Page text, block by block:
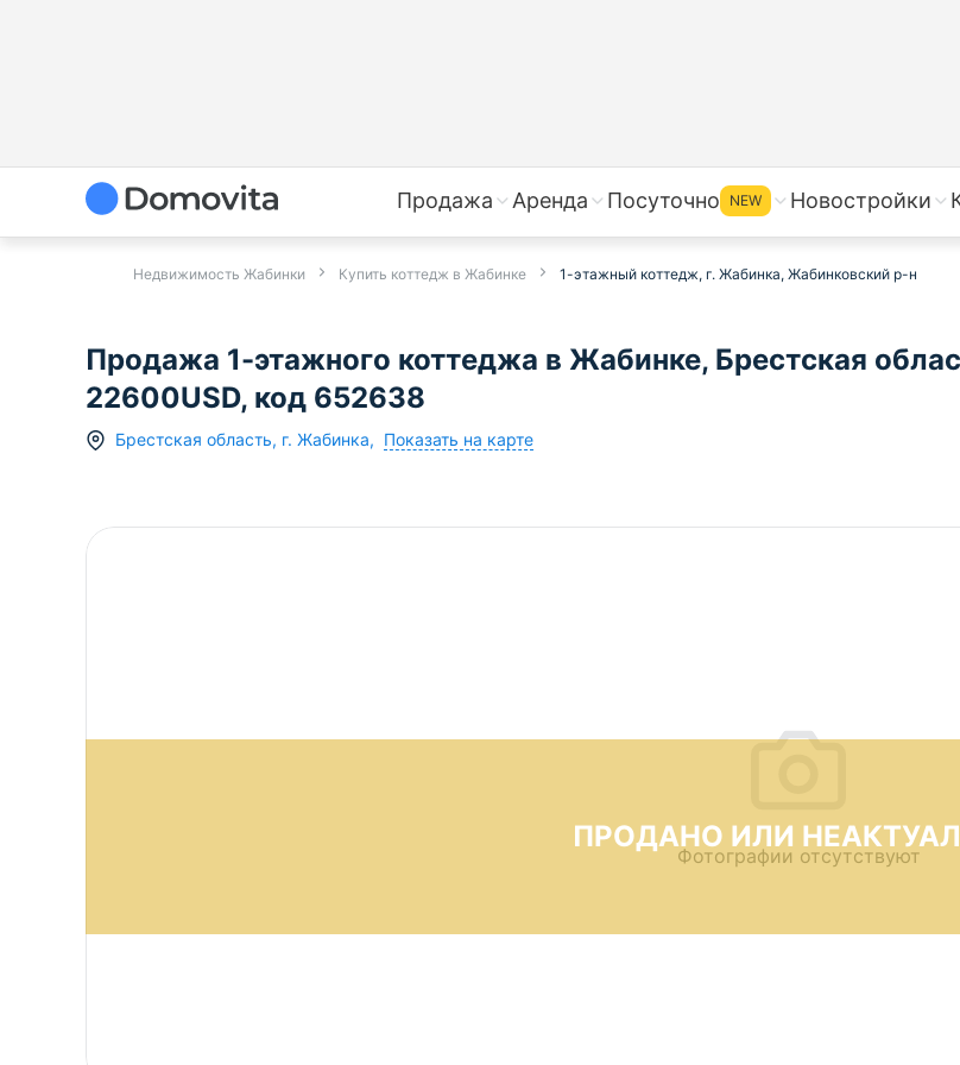
Продажа Аренда Посуточно NEW Новостройки
Недвижимость Жабинки Купить коттедж в Жабинке 1-этажный коттедж, г. Жабинка, Жабинковский р-н
Продажа 1-этажного коттеджа в Жабинке, Брестская
22600USD, код 652638
Брестская область, г. Жабинка, Показать на карте
ПРОДАНО ИЛИ
Фотографии отсутствуют